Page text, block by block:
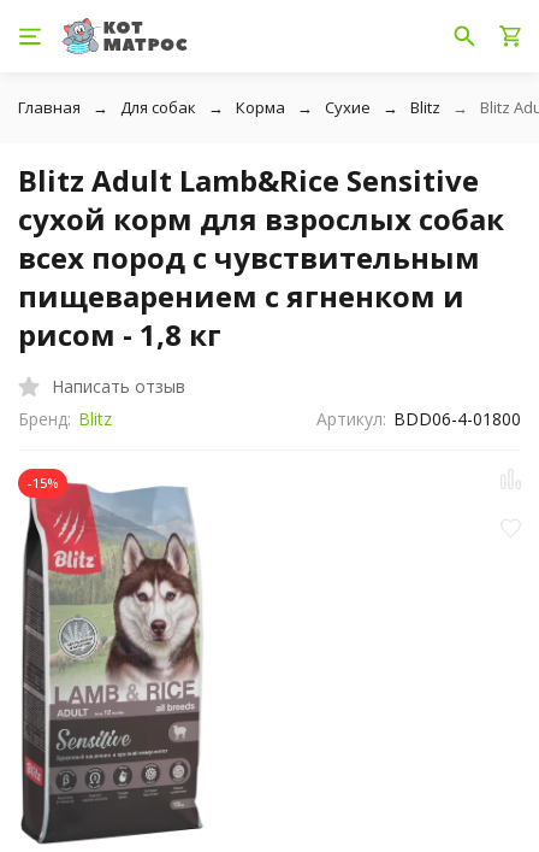
Главная Для собак Корма Сухие Blitz Blitz
Blitz Adult Lamb&Rice Sensitive
сухой корм для взрослых собак
всех пород с чувствительным
пищеварением с ягненком и
рисом - 1,8 кг
Написать отзыв
Бренд: Blitz Артикул: BDD06-4-01800
-15%